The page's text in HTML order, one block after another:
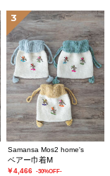
3
Samansa Mos2 home's
ベアー巾着M
￥4,466 -30%OFF-